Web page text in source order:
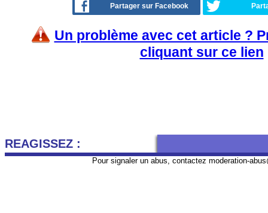
Partager sur Facebook
Un problème avec cet article ?
cliquant sur ce lien
REAGISSEZ :
Pour signaler un abus, contactez moderation-